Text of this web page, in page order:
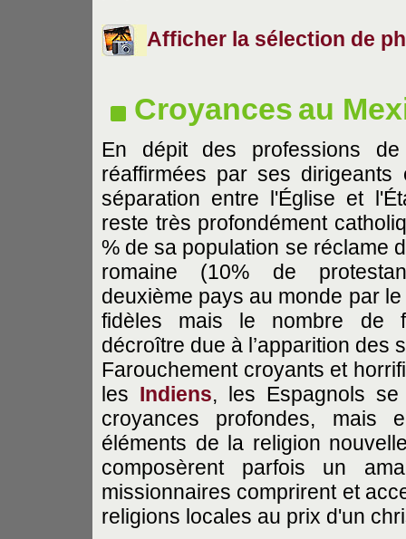
Afficher la sélection de
Croyances au
En dépit des professions
réaffirmées par ses
séparation entre l'Église et
reste très profondément
% de sa population se réclame
romaine (10% de
deuxième pays au monde par
fidèles mais le nombre de
décroître due à l’apparition des
Farouchement croyants et
les Indiens, les Espagnols
croyances profondes, mais
éléments de la religion
composèrent parfois un
missionnaires comprirent et
religions locales au prix d'un